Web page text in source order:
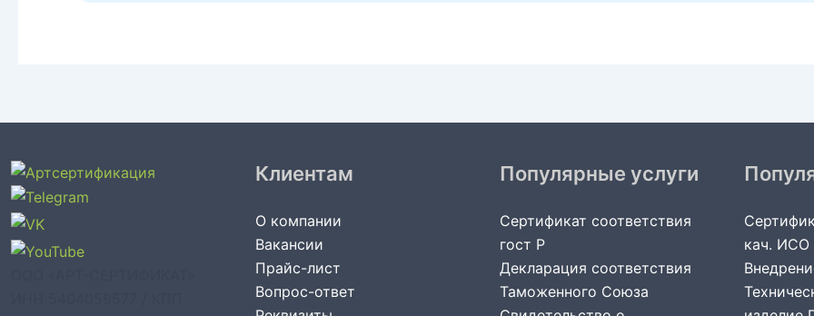
Клиентам
О компании
Вакансии
Прайс-лист
Вопрос-ответ
Популярные услуги
Сертификат соответствия
гост Р
Декларация соответствия
Таможенного Союза
кач. ИСО